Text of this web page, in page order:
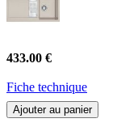
433.00 €
Fiche technique
Ajouter au panier